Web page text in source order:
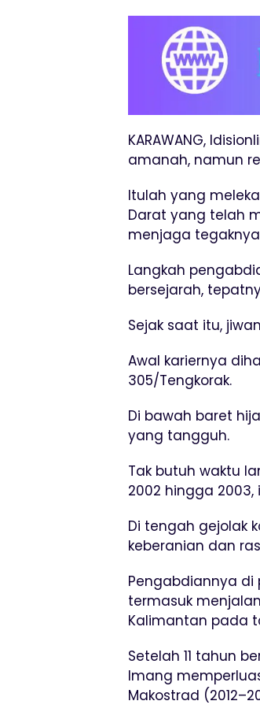
KARAWANG,
amanah, namun
Itulah yang
Darat yang telah
menjaga
Langkah
bersejarah,
Sejak saat itu,
Awal kariernya
305/Tengkorak.
Di bawah baret
yang tangguh.
Tak butuh waktu
2002 hingga
Di tengah gejolak
keberanian dan
Pengabdiannya di
termasuk
Kalimantan pada
Setelah 11 tahun
Imang
Makostrad